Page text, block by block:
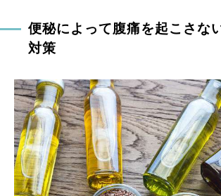
便秘によって腹痛を起こさな
対策